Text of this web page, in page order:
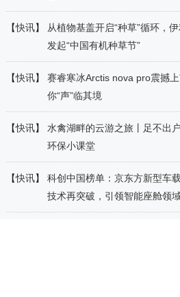
【快讯】
从植物基盖开启“种草”循环，
发起“中国有机种草节”
【快讯】
赛睿寒冰Arctis nova pro震撼
你“声”临其境
【快讯】
水禽湖畔的云游之旅丨足不出
环保小课堂
【快讯】
科创中国榜单：京东方新型车
技术再突破，引领智能座舱领